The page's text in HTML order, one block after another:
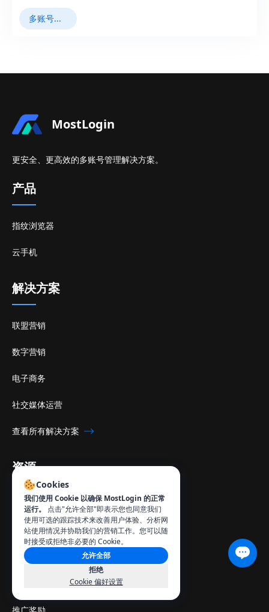
多账号管理
MostLogin
更安全、更高效的多账号管理解决方案。
产品
指纹浏览器
云手机
解决方案
联盟营销
数字营销
电子商务
社交媒体运营
查看所有解决方案
资源
行业洞察
博客
合作伙伴
推广奖励
Cookies
我们使用 Cookie 以确保 MostLogin 的正常
运行。
点击"允许全部"即表示您也同意我们
使用可选的跟踪技术来改善用户体验、分析网
站使用情况并协助我们的营销工作。您可以随
时接受或拒绝非必要的 Cookie。
允许全部
拒绝
Cookie 偏好设置